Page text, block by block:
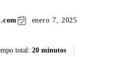
enero 7, 2025
total: 20 minutos